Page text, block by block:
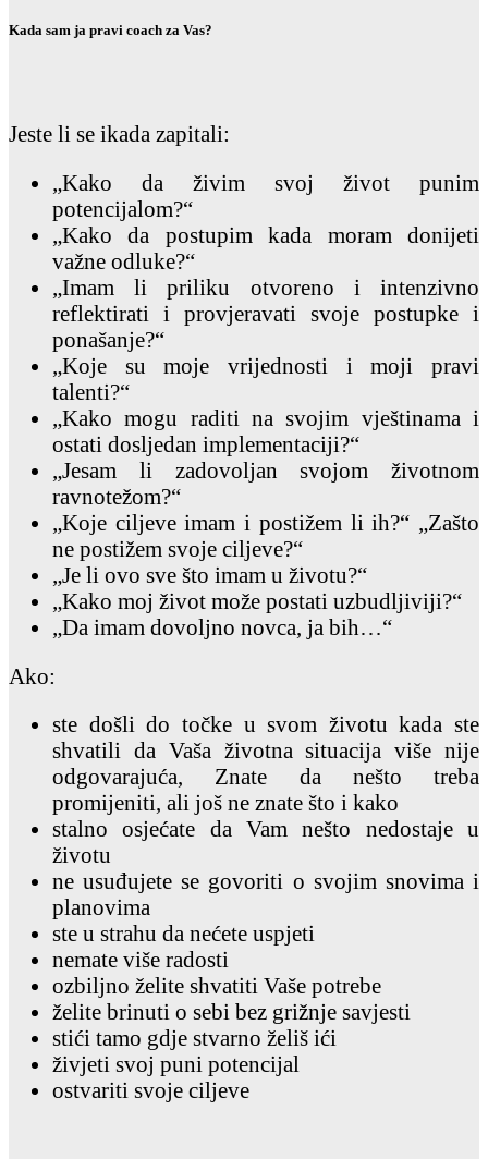
Kada sam ja pravi coach za Vas?
Jeste li se ikada zapitali:
„Kako da živim svoj život punim
potencijalom?“
„Kako da postupim kada moram donijeti
važne odluke?“
„Imam li priliku otvoreno i intenzivno
reflektirati i provjeravati svoje postupke i
ponašanje?“
„Koje su moje vrijednosti i moji pravi
talenti?“
„Kako mogu raditi na svojim vještinama i
ostati dosljedan implementaciji?“
„Jesam li zadovoljan svojom životnom
ravnotežom?“
„Koje ciljeve imam i postižem li ih?“ „Zašto
ne postižem svoje ciljeve?“
„Je li ovo sve što imam u životu?“
„Kako moj život može postati uzbudljiviji?“
„Da imam dovoljno novca, ja bih…“
Ako:
ste došli do točke u svom životu kada ste
shvatili da Vaša životna situacija više nije
odgovarajuća, Znate da nešto treba
promijeniti, ali još ne znate što i kako
stalno osjećate da Vam nešto nedostaje u
životu
ne usuđujete se govoriti o svojim snovima i
planovima
ste u strahu da nećete uspjeti
nemate više radosti
ozbiljno želite shvatiti Vaše potrebe
želite brinuti o sebi bez grižnje savjesti
stići tamo gdje stvarno želiš ići
živjeti svoj puni potencijal
ostvariti svoje ciljeve